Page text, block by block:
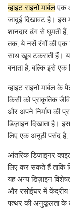
व्हाइट राइनो मार्बलएक
जादुई दिखावट है। इस
शानदार ढंग से घूमती
तक, ये नसें रंगों की एक
साथ खूब टकराती हैं।
बनाता है, बल्कि इसे एक
व्हाइट राइनो मार्बल
किसी को प्राकृतिक
और अपने निर्माण की
डिज़ाइन दिखाता है।
लिए एक अनूठी पसंद है,
आंतरिक डिज़ाइनर
लिए कर सकते हैं ताकि
यह अन्य डिज़ाइन
और रसोईघर में केंद्रीय
पत्थर की अनुकूलता के